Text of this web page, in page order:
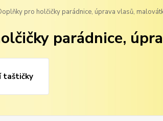
pro holčičky parádnice, úprava vlasů,
parádnice,
taštičky